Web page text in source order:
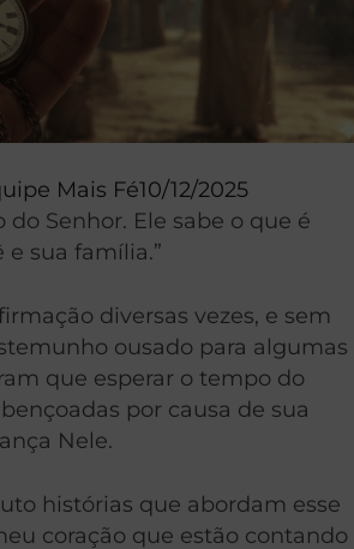
Mais Fé10/12/2025
do Senhor. Ele sabe o que é
e sua família.”
diversas vezes, e sem
ousado para algumas
que esperar o tempo do
por causa de sua
Nele.
histórias que abordam esse
coração que estão contando